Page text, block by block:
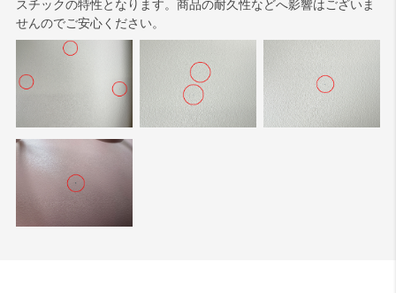
スチックの特性となります。商品の耐久性などへ影響はございま
せんのでご安心ください。